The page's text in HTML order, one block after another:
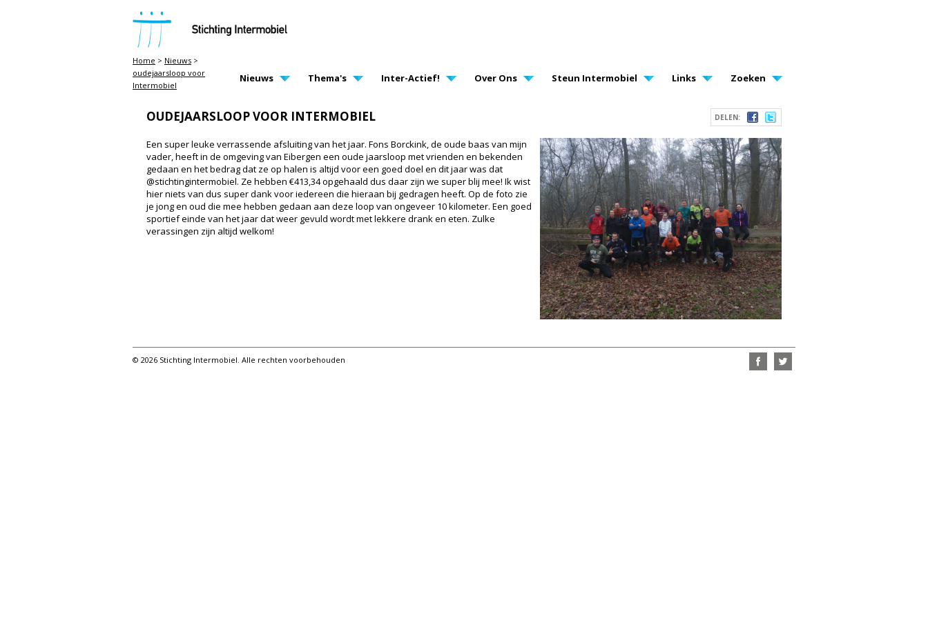
STICHTING INTERMOBIEL
MAIN PAGE NAVIGATION
Nieuws Thema's Inter-Actief! Over Ons Steun Intermobiel Links Zoeken
Home > Nieuws >
oudejaarsloop voor
Intermobiel
DELEN:
OUDEJAARSLOOP VOOR INTERMOBIEL
Een super leuke verrassende afsluiting van het jaar. Fons Borckink, de oude baas van mijn
vader, heeft in de omgeving van Eibergen een oude jaarsloop met vrienden en bekenden
gedaan en het bedrag dat ze op halen is altijd voor een goed doel en dit jaar was dat
@stichtingintermobiel. Ze hebben €413,34 opgehaald dus daar zijn we super blij mee! Ik wist
hier niets van dus super dank voor iedereen die hieraan bij gedragen heeft. Op de foto zie
je jong en oud die mee hebben gedaan aan deze loop van ongeveer 10 kilometer. Een goed
sportief einde van het jaar dat weer gevuld wordt met lekkere drank en eten. Zulke
verassingen zijn altijd welkom!
© 2026 Stichting Intermobiel. Alle rechten voorbehouden